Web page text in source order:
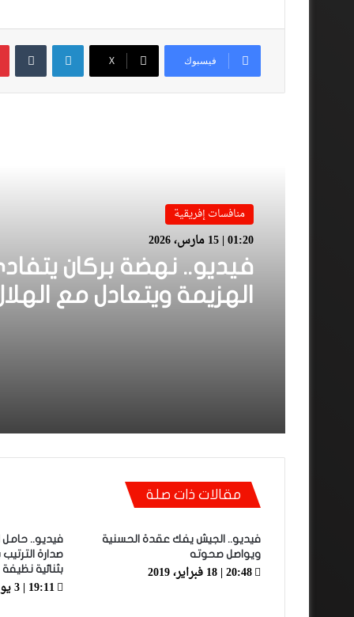
فيسبوك ‫X
لينكدإن
منافسات إفريقية
01:20 | 15 مارس، 2026
فيديو.. نهضة بركان
الهزيمة ويتعادل مع
مقالات ذات صلة
فيديو.. الجيش يفك عقدة الحسنية
ويواصل صحوته
20:48 | 18 فبراير، 2019
فيديو.. حامل
صدارة
بثنائية نظيفة
19:11 | 3 يونيو، 2021